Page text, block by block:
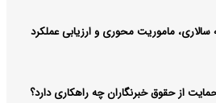
سالاری، ماموریت محوری و ارزیابی عملکرد
از حقوق خبرنگاران چه راهکاری دارد؟